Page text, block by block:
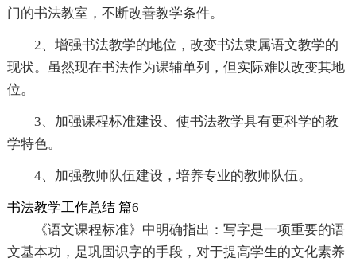
门的书法教室，不断改善教学条件。
2、增强书法教学的地位，改变书法隶属语文教学的
现状。虽然现在书法作为课辅单列，但实际难以改变其地
位。
3、加强课程标准建设、使书法教学具有更科学的教
学特色。
4、加强教师队伍建设，培养专业的教师队伍。
书法教学工作总结 篇6
《语文课程标准》中明确指出：写字是一项重要的语
文基本功，是巩固识字的手段，对于提高学生的文化素养